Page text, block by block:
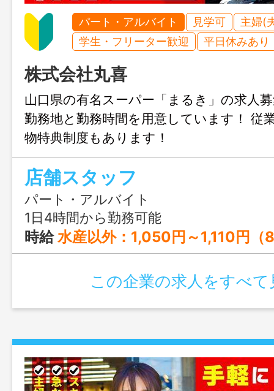
パート・アルバイト 見学可
主婦(
学生・フリーター歓迎
平日休みあり
株式会社丸喜
山口県の有名スーパー「まるき」の求人
勤務地と勤務時間を用意しています！ 従
物特典制度もあります！
店舗スタッフ
パート・アルバイト
1日4時間から勤務可能
時給水産以外：1,050円～1,110円（8:00～18:00） 1,070円～1,130円（その他の時間帯） 時給 水産のみ：1,090円～1,150円（8:00～18:00） 1,110円～1,170円（その他の時間帯） 時給 夜間店長：1,050円 ※パート（週の所定労働日数5日、希望公休3日以内）の
この企業の求人をすべて